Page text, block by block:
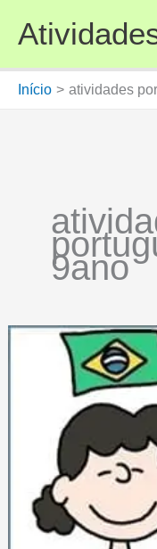
para
conteúdo
Início atividades
9ano